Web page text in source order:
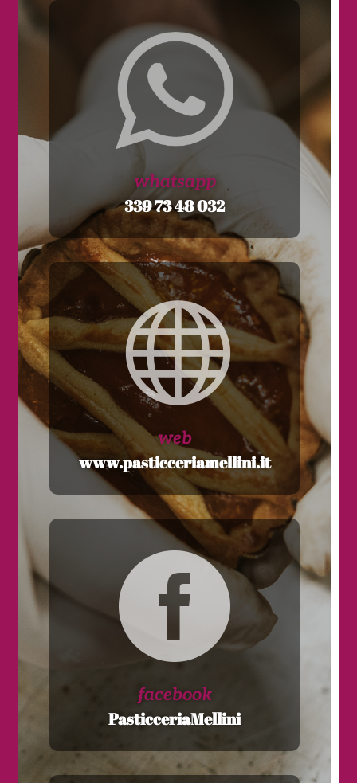
whatsapp
339 73 48 032

web
www.pasticceriamellini.it

facebook
PasticceriaMellini